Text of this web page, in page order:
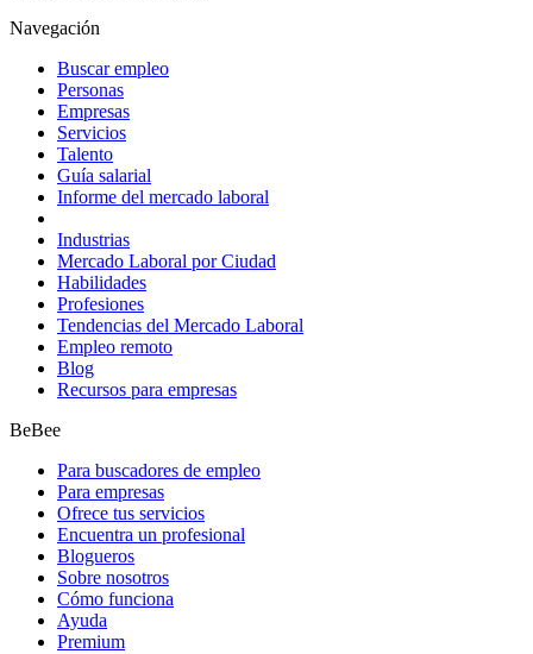
Navegación
Buscar empleo
Personas
Empresas
Servicios
Talento
Guía salarial
Informe del mercado laboral
Industrias
Mercado Laboral por Ciudad
Habilidades
Profesiones
Tendencias del Mercado Laboral
Empleo remoto
Blog
Recursos para empresas
BeBee
Para buscadores de empleo
Para empresas
Ofrece tus servicios
Encuentra un profesional
Blogueros
Sobre nosotros
Cómo funciona
Ayuda
Premium